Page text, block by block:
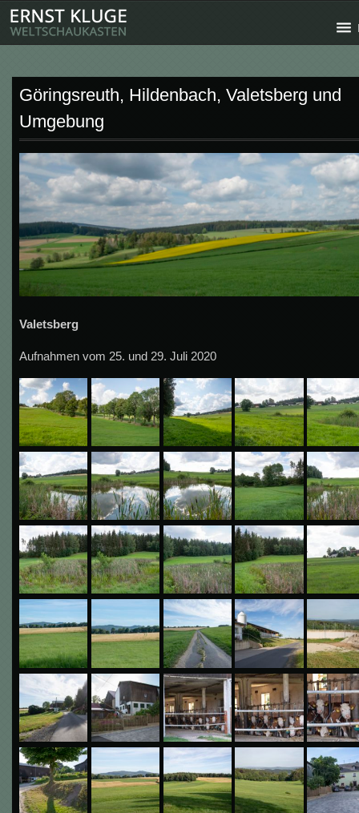
Göringsreuth, Hildenbach, Valetsberg und
Umgebung
Valetsberg
Aufnahmen vom 25. und 29. Juli 2020